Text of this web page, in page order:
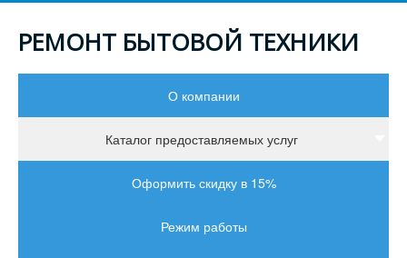
РЕМОНТ БЫТОВОЙ ТЕХНИКИ
О компании
Каталог предоставляемых услуг
Оформить скидку в 15%
Режим работы